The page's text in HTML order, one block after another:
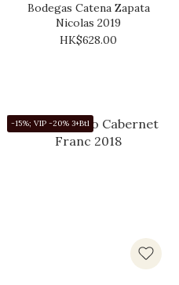
Bodegas Catena Zapata
Nicolas 2019
HK$628.00
-15%; VIP -20% 3+Btl